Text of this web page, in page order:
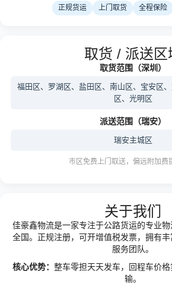
正规货运 上门取货 全程保险
取货 / 派送区
取货范围（深圳）
福田区、罗湖区、盐田区、南山区、宝安区
区、光明区
派送范围（瑞安）
瑞安主城区
市区免费上门取送，偏远附加费
关于我们
佳豪鑫物流是一家专注于公路货运的专业
全国。正规注册，可开增值税发票，拥有
服务团队。
核心优势： 整车零担天天发车，回程车价
输。